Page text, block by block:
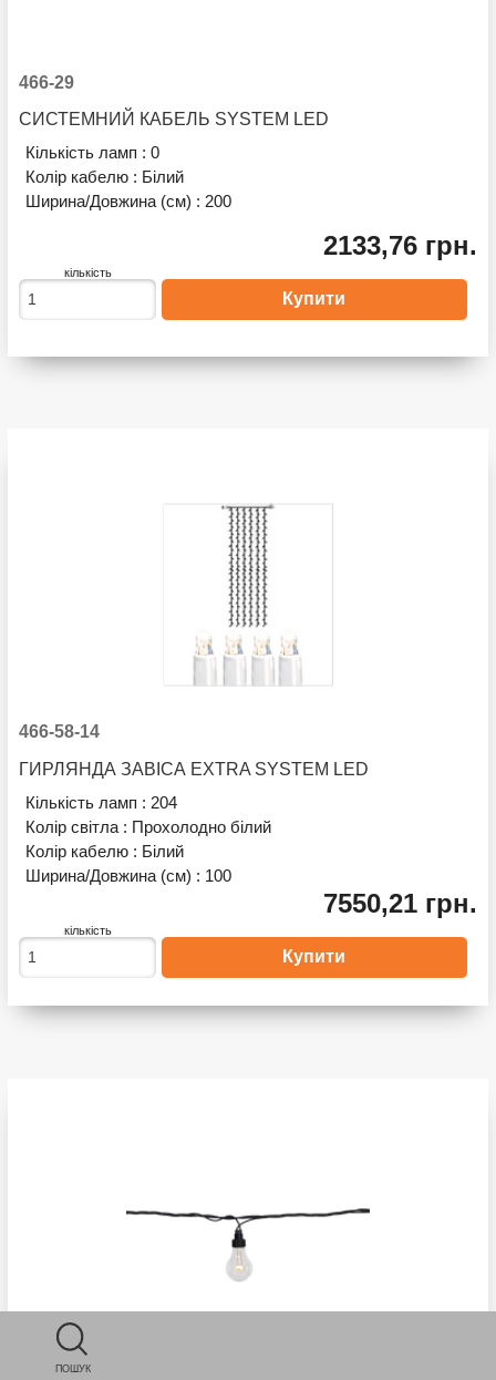
ПОШУК
466-29
СИСТЕМНИЙ КАБЕЛЬ SYSTEM LED
Кількість ламп :0
Колір кабелю : Білий
Ширина/Довжина (см) : 200
2133,76 грн.
кількість
466-58-14
ГИРЛЯНДА ЗАВІСА EXTRA SYSTEM LED
Кількість ламп : 204
Колір світла : Прохолодно білий
Колір кабелю : Білий
Ширина/Довжина (см) : 100
7550,21 грн.
кількість